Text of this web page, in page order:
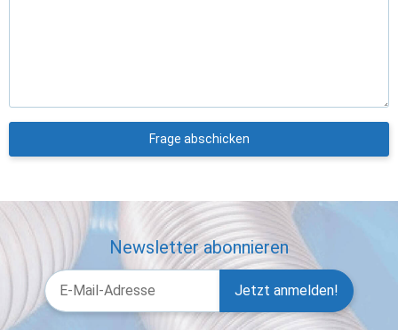
Frage abschicken
Newsletter abonnieren
Jetzt anmelden!